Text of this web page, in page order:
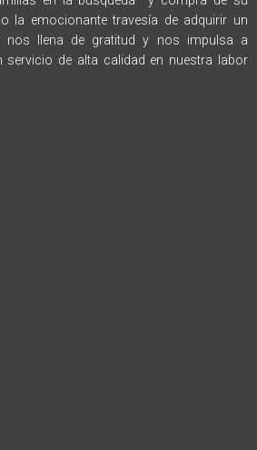
la emocionante travesía de adquirir un
nos llena de gratitud y nos impulsa a
servicio de alta calidad en nuestra labor